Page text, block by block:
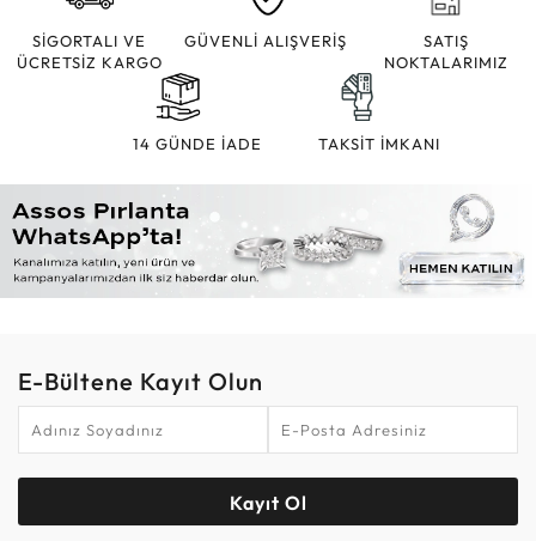
SİGORTALI VE
ÜCRETSİZ KARGO
GÜVENLİ ALIŞVERİŞ
SATIŞ
NOKTALARIMIZ
14 GÜNDE İADE TAKSİT İMKANI
E-Bültene Kayıt Olun
Kayıt Ol